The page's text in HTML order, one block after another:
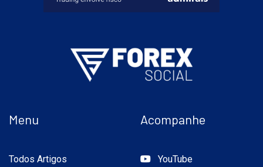
Menu
Todos Artigos
Acompanhe
YouTube